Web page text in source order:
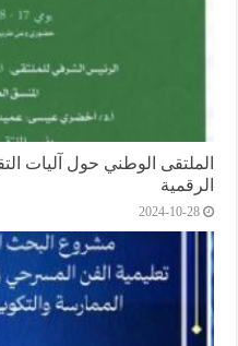
الملتقى الوطني حول آليات
الرقمية
2024-10-28